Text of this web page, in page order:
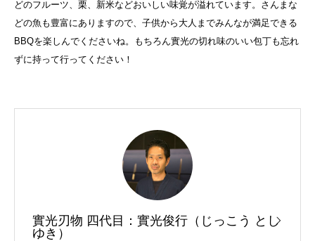
どのフルーツ、栗、新米などおいしい味覚が溢れています。さんまな
どの魚も豊富にありますので、子供から大人までみんなが満足できる
BBQを楽しんでくださいね。もちろん實光の切れ味のいい包丁も忘れ
ずに持って行ってください！
實光刃物 四代目：實光俊行（じっこう とし
ゆき）